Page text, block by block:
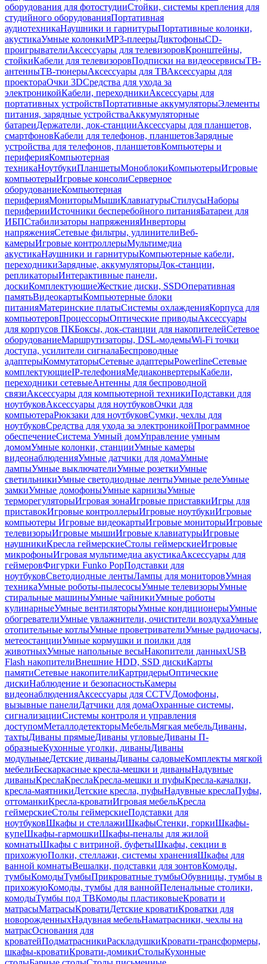
оборудования для фотостудииСтойки, системы крепления для
студийного оборудованияПортативная
аудиотехникаНаушники и гарнитурыПортативные колонки,
акустикаУмные колонкиMP3-плеерыДиктофоныCD-
проигрывателиАксессуары для телевизоровКронштейны,
стойкиКабели для телевизоровПодписки на видеосервисыТВ-
антенныТВ-тюнерыАксессуары для ТВАксессуары для
проектораОчки 3DСредства для ухода за
электроникойКабели, переходникиАксессуары для
портативных устройствПортативные аккумуляторыЭлементы
питания, зарядные устройстваАккумуляторные
батареиДержатели, док-станцииАксессуары для планшетов,
смартфоновКабели для телефонов, планшетовЗарядные
устройства для телефонов, планшетовКомпьютеры и
периферияКомпьютерная
техникаНоутбукиПланшетыМоноблокиКомпьютерыИгровые
компьютерыИгровые консолиСерверное
оборудованиеКомпьютерная
периферияМониторыМышиКлавиатурыСтилусыНаборы
периферииИсточники бесперебойного питанияБатареи для
ИБПСтабилизаторы напряженияИнверторы
напряженияСетевые фильтры, удлинителиВеб-
камерыИгровые контроллерыМультимедиа
акустикаНаушники и гарнитурыКомпьютерные кабели,
переходникиЗарядные, аккумуляторыДок-станции,
репликаторыИнтерактивные панели,
доскиКомплектующиеЖесткие диски, SSDОперативная
памятьВидеокартыКомпьютерные блоки
питанияМатеринские платыСистемы охлажденияКорпуса для
компьютеровПроцессорыОптические приводыАксессуары
для корпусов ПКБоксы, док-станции для накопителейСетевое
оборудованиеМаршрутизаторы, DSL-модемыWi-Fi точки
доступа, усилители сигналаБеспроводные
адаптерыКоммутаторыСетевые адаптерыPowerlineСетевые
комплектующиеIP-телефонияМедиаконвертерыКабели,
переходники сетевыеАнтенны для беспроводной
связиАксессуары для компьютерной техникиПодставки для
ноутбуковАксессуары для ноутбуковОчки для
компьютераРюкзаки для ноутбуковСумки, чехлы для
ноутбуковСредства для ухода за электроникойПрограммное
обеспечениеСистема Умный домУправление умным
домомУмные колонки, станцииУмные камеры
видеонаблюденияУмные датчики для домаУмные
лампыУмные выключателиУмные розеткиУмные
светильникиУмные светодиодные лентыУмные релеУмные
замкиУмные домофоныУмные карнизыУмные
терморегуляторыИгровая зонаИгровые приставкиИгры для
приставокИгровые контроллерыИгровые ноутбукиИгровые
компьютеры Игровые видеокартыИгровые мониторыИгровые
телевизорыИгровые мышиИгровые клавиатурыИгровые
наушникиКресла геймерскиеСтолы геймерскиеИгровые
микрофоныИгровая мультимедиа акустикаАксессуары для
геймеровФигурки Funko PopПодставки для
ноутбуковСветодиодные лентыЛампы для мониторовУмная
техникаУмные роботы-пылесосыУмные телевизорыУмные
стиральные машиныУмные чайникиУмные роботы
кулинарныеУмные вентиляторыУмные кондиционерыУмные
обогревателиУмные увлажнители, очистители воздухаУмные
отопительные котлыУмные проветривателиУмные радиочасы,
метеостанцииУмные кормушки и поилки для
животныхУмные напольные весыНакопители данныхUSB
Flash накопителиВнешние HDD, SSD дискиКарты
памятиСетевые накопителиКартридерыОптические
дискиНаблюдение и безопасностьКамеры
видеонаблюденияАксессуары для CCTVДомофоны,
вызывные панелиДатчики для домаОхранные системы,
сигнализацииСистемы контроля и управления
доступомМеталлодетекторыМебельМягкая мебельДиваны,
тахтыДиваны прямыеДиваны угловыеДиваны П-
образныеКухонные уголки, диваныДиваны
модульныеДетские диваныДиваны садовыеКомплекты мягкой
мебелиБескаркасные кресла-мешки и диваныНадувные
диваныКреслаКреслаКресла-мешки и пуфыКресла-качалки,
кресла-маятникиДетские кресла, пуфыНадувные креслаПуфы,
оттоманкиКресла-кроватиИгровая мебельКресла
геймерскиеСтолы геймерскиеПодставки для
ноутбуковШкафы и стеллажиШкафыСтенки, горкиШкафы-
купеШкафы-гармошкиШкафы-пеналы для жилой
комнатыШкафы с витриной, буфетыШкафы, секции в
прихожуюПолки, стеллажи, системы храненияШкафы для
ванной комнатыВешалки, подставки для зонтовКомоды,
тумбыКомодыТумбыПрикроватные тумбыОбувницы, тумбы в
прихожуюКомоды, тумбы для ваннойПеленальные столики,
комодыТумбы под ТВКомоды пластиковыеКровати и
матрасыМатрасыКроватиДетские кроватиКроватки для
новорожденныхНадувная мебельНаматрасники, чехлы на
матрасОснования для
кроватейПодматрасникиРаскладушкиКровати-трансформеры,
шкафы-кроватиКровати-домикиСтолыКухонные